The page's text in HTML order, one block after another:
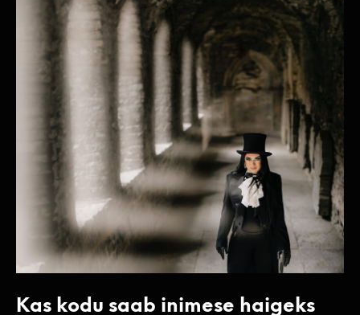
Kas kodu saab inimese haigeks